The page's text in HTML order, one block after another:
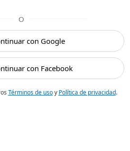
O
con Google
con Facebook
Términos de usoy Política de privacidad.